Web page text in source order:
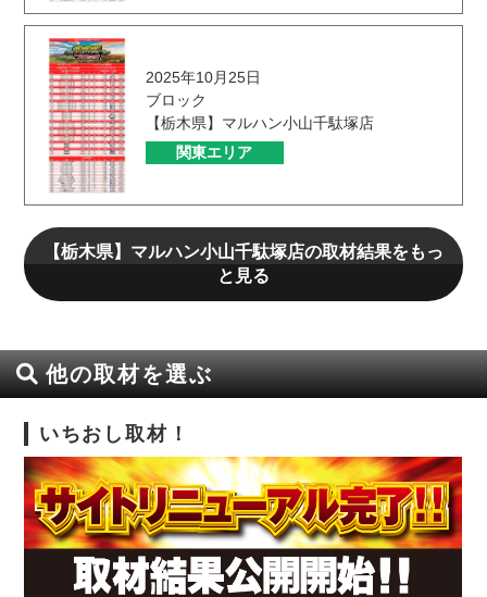
2025年10月25日
ブロック
【栃木県】マルハン小山千駄塚店
関東エリア
【栃木県】マルハン小山千駄塚店の取材結果をもっ
と見る
他の取材を選ぶ
いちおし取材！